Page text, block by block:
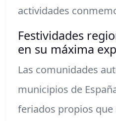
actividades
Festividades
en su máxima
Las comunidades
municipios de
feriados propios que